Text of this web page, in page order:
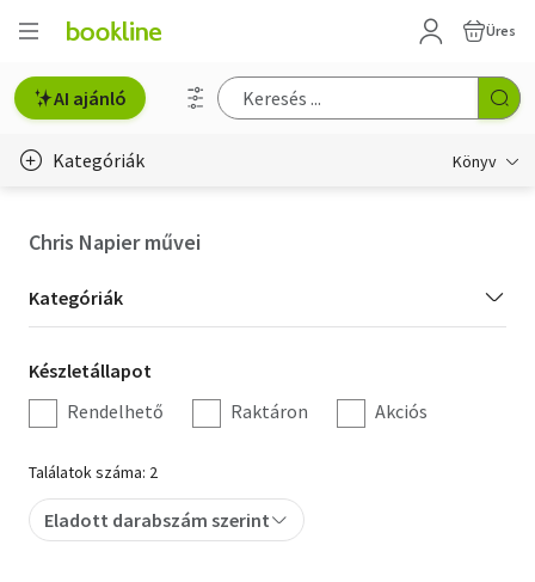
Üres
AI ajánló
Kategóriák Könyv
Hobbi, szabadidő
Irodalom
Művészet
Szakkönyv
Chris Napier művei
Kategória
szűrés
Kategóriák
Készletállapot
szűrés
Készletállapot
Rendelhető
Raktáron Akciós
Találatok száma: 2
Eladott darabszám szerint